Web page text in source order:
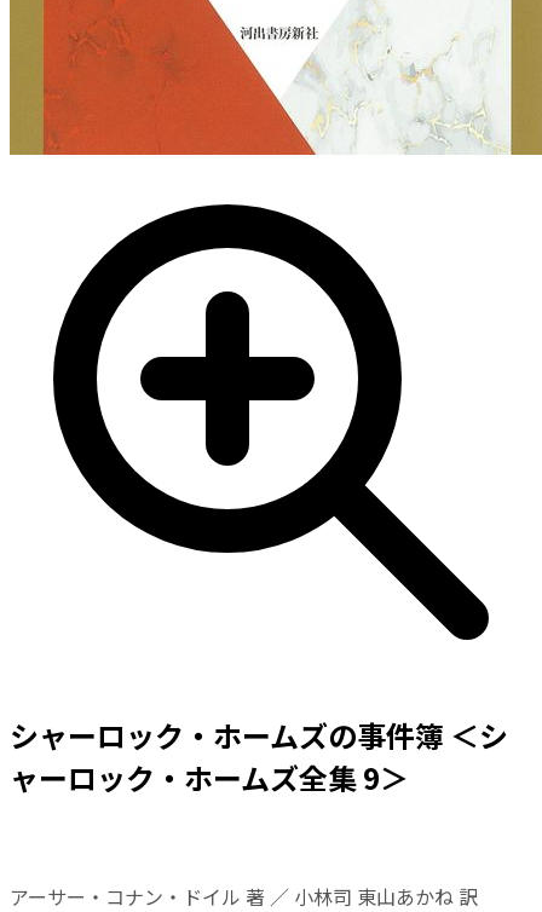
シャーロック・ホームズの事件簿 ＜シ
ャーロック・ホームズ全集 9＞
アーサー・コナン・ドイル 著 ／ 小林司 東山あかね 訳